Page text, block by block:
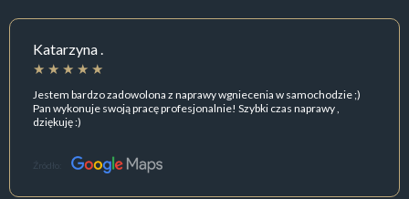
Katarzyna .
Jestem bardzo zadowolona z naprawy wgniecenia w samochodzie ;)
Pan wykonuje swoją pracę profesjonalnie! Szybki czas naprawy ,
dziękuję :)
Źródło: